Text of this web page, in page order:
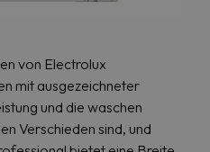
von Electrolux
mit ausgezeichneter
und die waschen
Verschieden sind, und